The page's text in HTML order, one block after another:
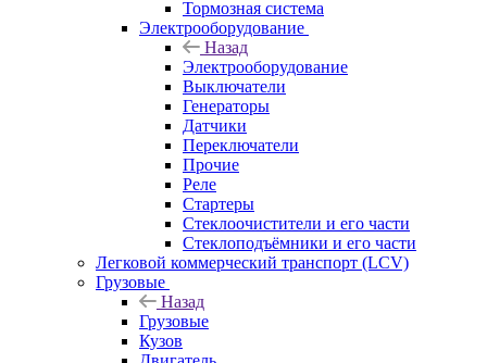
Тормозная система
Электрооборудование
Назад
Электрооборудование
Выключатели
Генераторы
Датчики
Переключатели
Прочие
Реле
Стартеры
Стеклоочистители и его части
Стеклоподъёмники и его части
Легковой коммерческий транспорт (LCV)
Грузовые
Назад
Грузовые
Кузов